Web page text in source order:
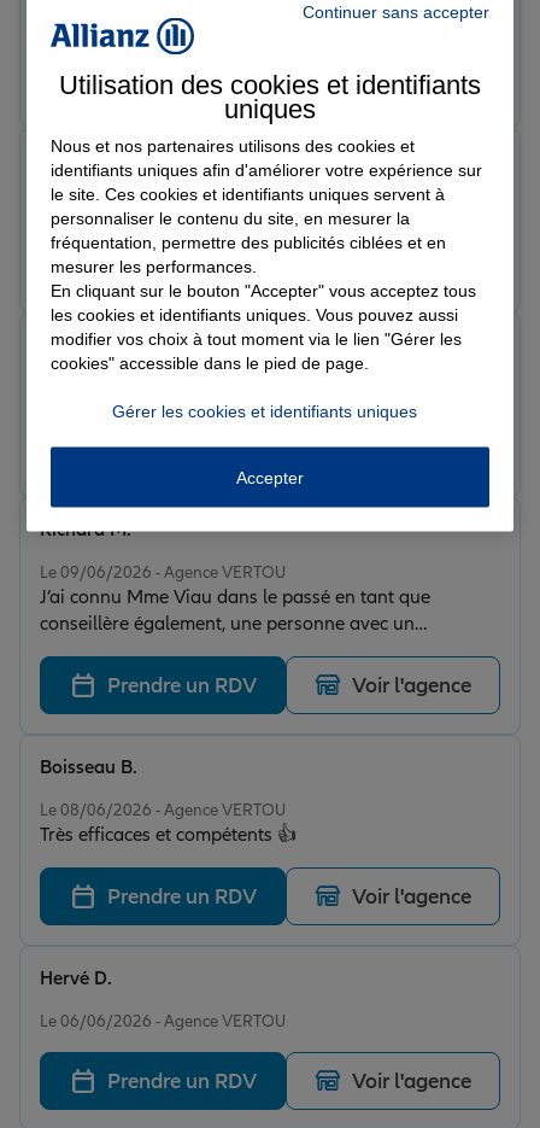
Le 10/06/2026 - Agence VERTOU
Prendre un RDV Voir l'agence
Note de 5 sur 5
Le 09/06/2026 - Agence VERTOU
MICHEL T.
Prendre un RDV
Note de 5 sur 5
Quentin Q.
Prendre un RDV Voir l'agence
Le 09/06/2026 - Agence VERTOU
J’ai connu Mme Viau dans le passé en tant que
conseillère également, une personne avec un
relationnel qu’on ne trouve que trop rarement de nos
jours, c’était donc une évidence pour moi de souscrire
avec elle mes nouveaux contrats d’assurance diverses
chez Allianz Assurance Vertou pour les deux raisons
suivantes : Très bonne assurance qui se préoccupe de
bonne conseillère en la personne de Pauline Viau et je
suis persuadé qu’elle est très bien entouré dans
l’agence de Vertou. En bref, je recommande fortement
cette agence. Merci Allianz Assurance Vertou - Roman
Rousseau
Richard M.
Prendre un RDV Voir l'agence
Le 08/06/2026 - Agence VERTOU
Très efficaces et compétents 👍
Boisseau B.
Prendre un RDV Voir l'agence
Le 06/06/2026 - Agence VERTOU
Hervé D.
Prendre un RDV Voir l'agence
Continuer sans accepter
Utilisation des cookies et identifiants
uniques
Nous et nos partenaires utilisons des cookies et
identifiants uniques afin d'améliorer votre expérience sur
le site. Ces cookies et identifiants uniques servent à
personnaliser le contenu du site, en mesurer la
fréquentation, permettre des publicités ciblées et en
mesurer les performances.
En cliquant sur le bouton "Accepter" vous acceptez tous
les cookies et identifiants uniques. Vous pouvez aussi
modifier vos choix à tout moment via le lien "Gérer les
cookies" accessible dans le pied de page.
Gérer les cookies et identifiants uniques
Accepter